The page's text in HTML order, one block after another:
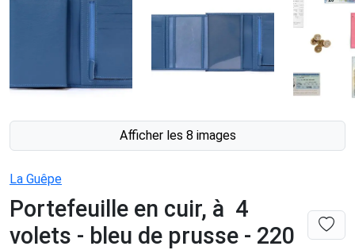
Afficher les 8 images
La Guêpe
Portefeuille en cuir, à 4
volets - bleu de prusse - 220